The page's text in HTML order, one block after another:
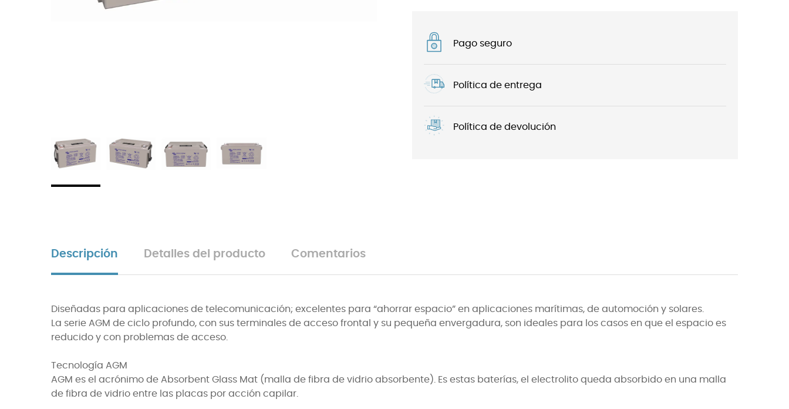
Pago seguro
Política de entrega
Política de devolución
Descripción Detalles del producto Comentarios
Diseñadas para aplicaciones de telecomunicación; excelentes para “ahorrar espacio” en aplicaciones marítimas, de automoción y solares.
La serie AGM de ciclo profundo, con sus terminales de acceso frontal y su pequeña envergadura, son ideales para los casos en que el espacio es
reducido y con problemas de acceso.
Tecnología AGM
AGM es el acrónimo de Absorbent Glass Mat (malla de fibra de vidrio absorbente). Es estas baterías, el electrolito queda absorbido en una malla
de fibra de vidrio entre las placas por acción capilar.